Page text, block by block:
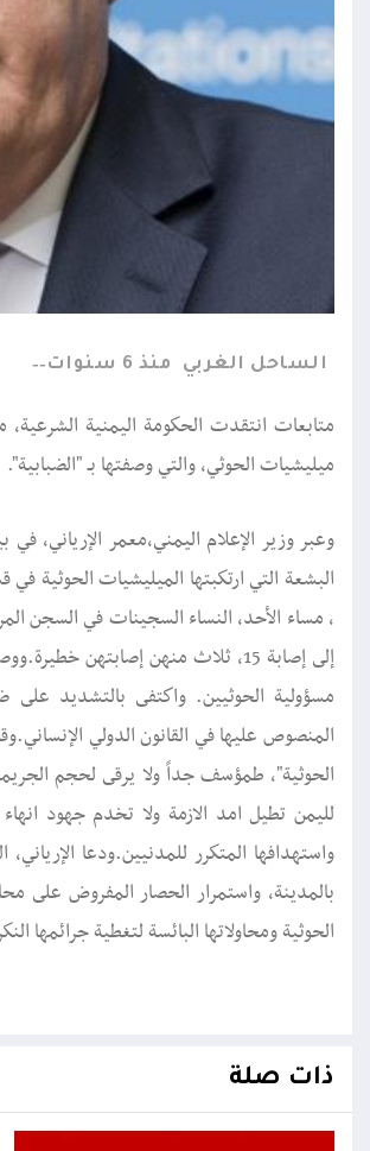
الساحل الغربي منذ 6 سنوات
متابعات انتقدت الحكومة اليمنية
ميليشيات الحوثي، والتي وصفتها بـ "الضبابية".
وعبر وزير الإعلام اليمني،معمر
البشعة التي ارتكبتها الميليشيات
إلى إصابة 15، ثلاث منهن
مسؤولية الحوثيين. واكتفى بالتشديد على
المنصوص عليها في القانون الدولي
الحوثية"، طمؤسف جداً ولا يرقى لحجم
لليمن تطيل امد الازمة ولا تخدم جهود
واستهدافها المتكرر للمدنيين.‏ودعا
الحوثية ومحاولاتها البائسة لتغطية جرائمها
ذات صلة